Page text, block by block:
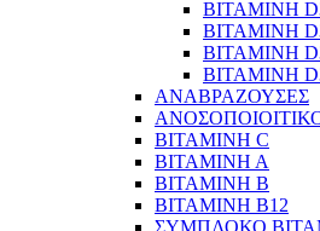
ΒΙΤΑΜΙΝΗ
ΒΙΤΑΜΙΝΗ
ΒΙΤΑΜΙΝΗ
BITAMINH
ΑΝΑΒΡΑΖΟΥΣΕΣ
ΒΙΤΑΜΙΝΗ C
ΒΙΤΑΜΙΝΗ Α
ΒΙΤΑΜΙΝΗ Β
ΒΙΤΑΜΙΝΗ Β12
ΣΥΜΠΛΟΚΟ